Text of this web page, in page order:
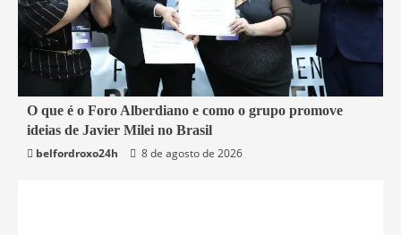
4 min read
Mundo
O que é o Foro Alberdiano e como o grupo promove
ideias de Javier Milei no Brasil
belfordroxo24h
8 de agosto de 2026